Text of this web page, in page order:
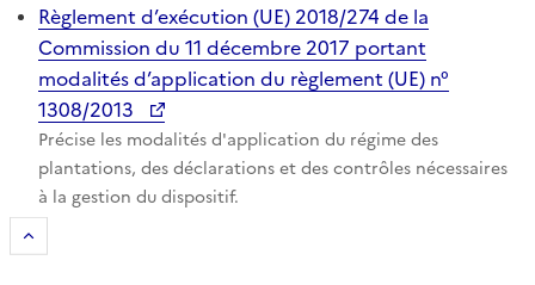
Règlement d’exécution (UE) 2018/274 de la
Commission du 11 décembre 2017 portant
modalités d’application du règlement (UE) n°
1308/2013
Précise les modalités d'application du régime des
plantations, des déclarations et des contrôles nécessaires
à la gestion du dispositif.